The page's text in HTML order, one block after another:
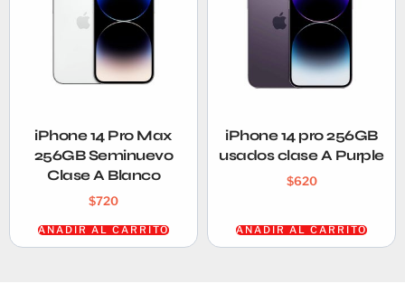
iPhone 14 Pro Max
256GB Seminuevo
Clase A Blanco
$720
AÑADIR AL CARRITO
iPhone 14 pro 256GB
usados clase A Purple
$620
AÑADIR AL CARRITO